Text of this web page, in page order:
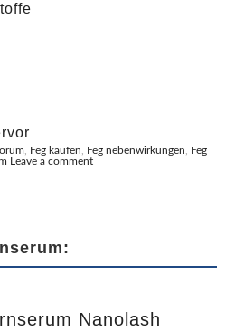
Feg kaufen Feg nebenwirkungen
Feg
Leave a comment
Nanolash